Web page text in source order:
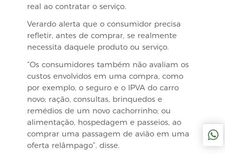
real ao contratar o serviço.
Verardo alerta que o consumidor precisa
refletir, antes de comprar, se realmente
necessita daquele produto ou serviço.
“Os consumidores também não avaliam os
custos envolvidos em uma compra, como
por exemplo, o seguro e o IPVA do carro
novo; ração, consultas, brinquedos e
remédios de um novo cachorrinho; ou
alimentação, hospedagem e passeios, ao
comprar uma passagem de avião em uma
oferta relâmpago”, disse.